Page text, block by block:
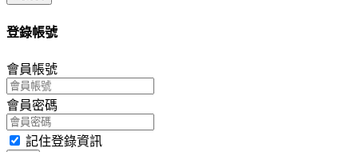
登錄帳號
會員帳號
會員密碼
記住登錄資訊